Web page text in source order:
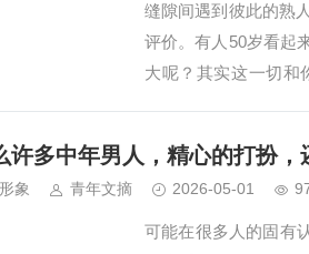
缝隙间遇到彼此的熟
评价。有人50岁看起
大呢？其实这一切和
佩服。一…
许多中年男人，精心的打扮，
象 青年文摘 2026-05-01
可能在很多人的固有